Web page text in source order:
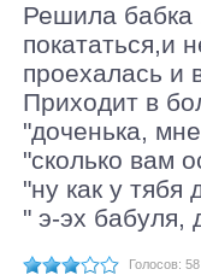
Решила бабка
покататься,и
проехалась и
Приходит в
"доченька,
"сколько вам
"ну как у тябя
" э-эх бабуля,
Голосов: 58